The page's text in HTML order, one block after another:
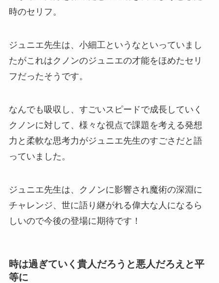
時のセリフ。
ジュニエ先生は、小細工というなといっていまし
たがこれはクノンのジュニエの才能をほめたセリ
フだったそうです。
なんでも吸収し、すごいスピードで成長していく
クノンに対して、様々な視点で課題を考える発想
力と柔軟な思考力がジュニエ先生のすごさだと語
っていました。
ジュニエ先生は、クノンに影響され魔術の深淵に
チャレンジ、世に語り継がれる偉大な人になるら
しいので今後の登場に期待です！
時は過ぎていく貴人だろうと悪人だろえと平
等に